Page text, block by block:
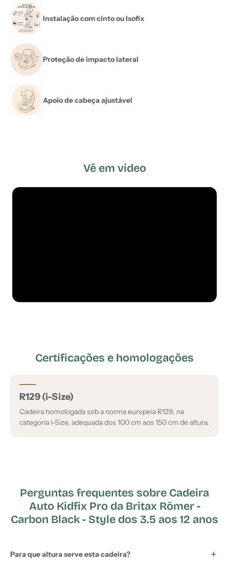
Instalação com cinto ou Isofix
Proteção de impacto lateral
Apoio de cabeça ajustável
Vê em vídeo
Certificações e homologações
R129 (i-Size)
Cadeira homologada sob a norma europeia R129, na
categoria i-Size, adequada dos 100 cm aos 150 cm de altura.
Perguntas frequentes sobre Cadeira
Auto Kidfix Pro da Britax Römer -
Carbon Black - Style dos 3.5 aos 12 anos
Para que altura serve esta cadeira?